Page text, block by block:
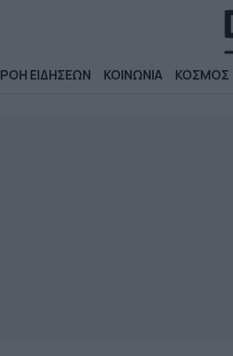
ΡΟΗ ΕΙΔΗΣΕΩΝ ΚΟΙΝΩΝΙΑ ΚΟΣΜΟΣ